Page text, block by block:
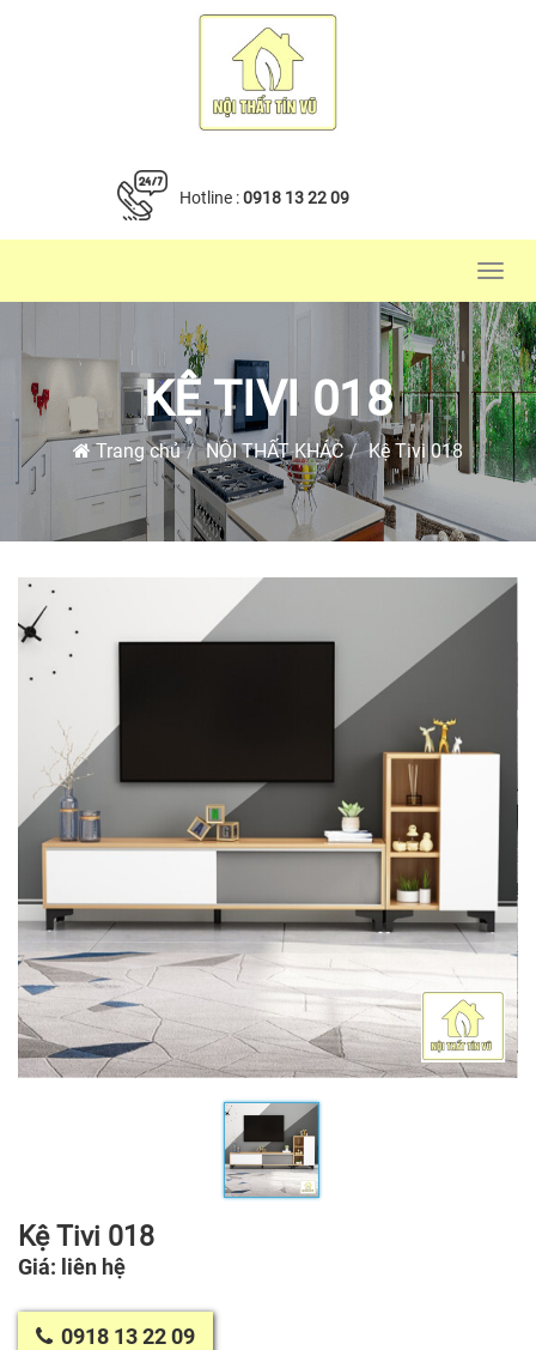
Hotline :0918 13 22 09
KỆ TIVI 018
Trang chủ NỘI THẤT KHÁC Kệ Tivi 018
Kệ Tivi 018
Giá: liên hệ
0918 13 22 09